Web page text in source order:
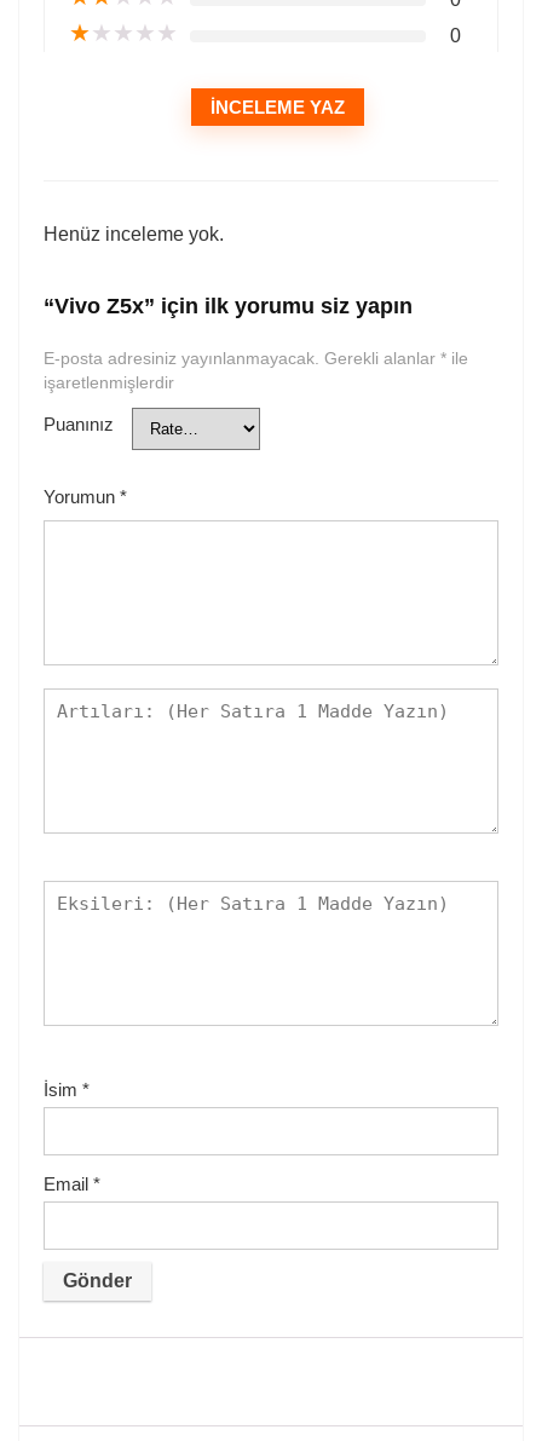
★★★★★ 0
İNCELEME YAZ
Henüz inceleme yok.
“Vivo Z5x” için ilk yorumu siz yapın
E-posta adresiniz yayınlanmayacak. Gerekli alanlar * ile
işaretlenmişlerdir
Puanınız
Yorumun *
İsim *
Email *